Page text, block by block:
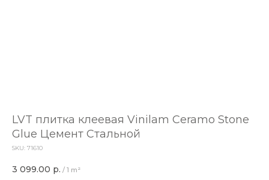
LVT плитка клеевая Vinilam Ceramo Stone
Glue Цемент Стальной
SKU: 71610
3 099.00 р. / 1 m²